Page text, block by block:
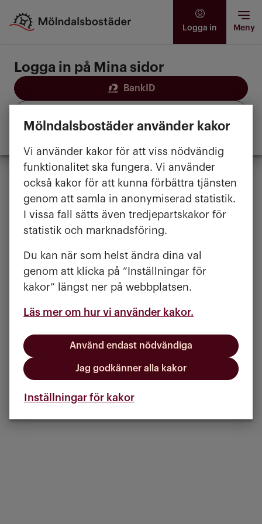
Mölndalsbostäder använder kakor
Vi använder kakor för att viss nödvändig
funktionalitet ska fungera. Vi använder
också kakor för att kunna förbättra tjänsten
genom att samla in anonymiserad statistik.
I vissa fall sätts även tredjepartskakor för
statistik och marknadsföring.
Du kan när som helst ändra dina val
genom att klicka på ”Inställningar för
kakor” längst ner på webbplatsen.
Läs mer om hur vi använder kakor.
Använd endast nödvändiga
Jag godkänner alla kakor
Inställningar för kakor
Logga in Meny
Logga in på Mina sidor
BankID
Freja Plus
Mina sidor – så funkar det